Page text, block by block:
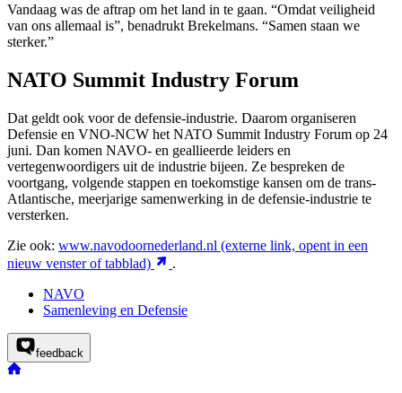
Vandaag was de aftrap om het land in te gaan. “Omdat veiligheid
van ons allemaal is”, benadrukt Brekelmans. “Samen staan we
sterker.”
NATO Summit Industry Forum
Dat geldt ook voor de defensie-industrie. Daarom organiseren
Defensie en VNO-NCW het NATO Summit Industry Forum op 24
juni. Dan komen NAVO- en geallieerde leiders en
vertegenwoordigers uit de industrie bijeen. Ze bespreken de
voortgang, volgende stappen en toekomstige kansen om de trans-
Atlantische, meerjarige samenwerking in de defensie-industrie te
versterken.
Zie ook: www.navodoornederland.nl (externe link, opent in een
nieuw venster of tabblad)
.
NAVO
Samenleving en Defensie
feedback